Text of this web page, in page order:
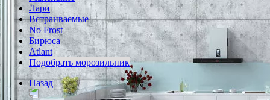
Лари
Встраиваемые
No Frost
Бирюса
Atlant
Подобрать морозильник
Назад